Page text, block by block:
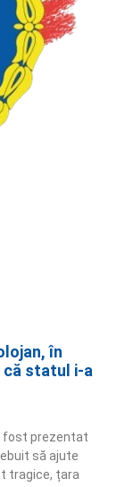
în
că statul i-a
fost prezentat
să ajute
tragice, țara